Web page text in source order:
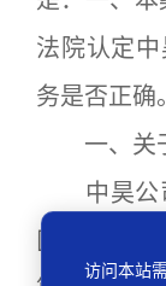
法院认定
务是否正确。
一、关于
中昊公
区人民法
访问本站